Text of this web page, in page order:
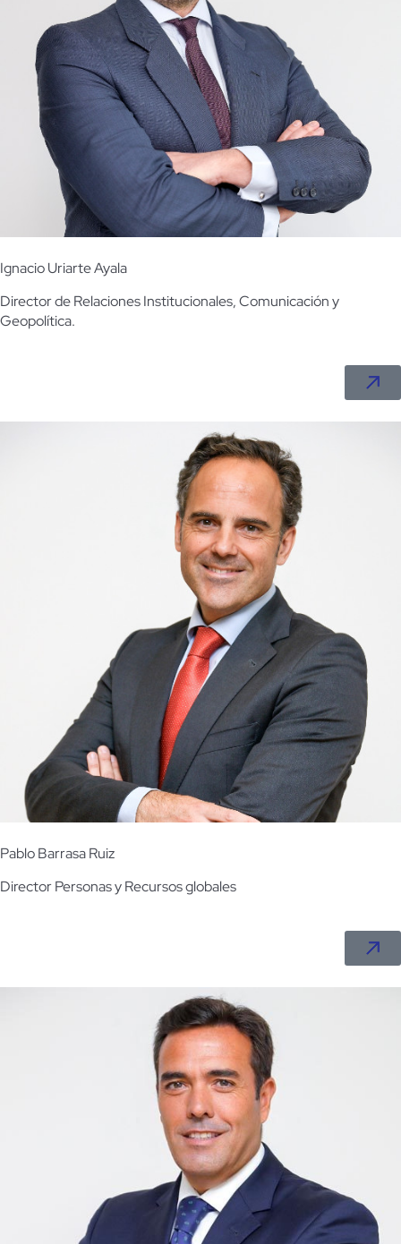
Ignacio Uriarte Ayala
Director de Relaciones Institucionales, Comunicación y
Geopolítica.
Pablo Barrasa Ruiz
DirectorPersonas y Recursos globales